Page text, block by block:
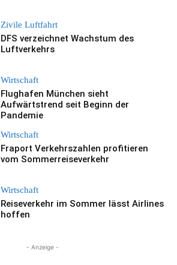
Zivile Luftfahrt
DFS verzeichnet Wachstum des
Luftverkehrs
Wirtschaft
Flughafen München sieht
Aufwärtstrend seit Beginn der
Pandemie
Wirtschaft
Fraport Verkehrszahlen profitieren
vom Sommerreiseverkehr
Wirtschaft
Reiseverkehr im Sommer lässt Airlines
hoffen
- Anzeige -